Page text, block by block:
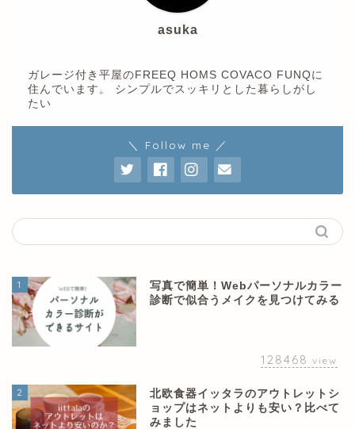
asuka
ガレージ付き平屋のFREEQ HOMS COVACO FUNQに
住んでいます。 シンプルでスッキリとした暮らしがし
たい
＼ Follow me ／
1
写真で簡単！Webパーソナルカラー
診断で似合うメイクを見つけてみる
128468 view
2
北欧食器イッタラのアウトレットシ
ョップはネットよりも安い？比べて
みました